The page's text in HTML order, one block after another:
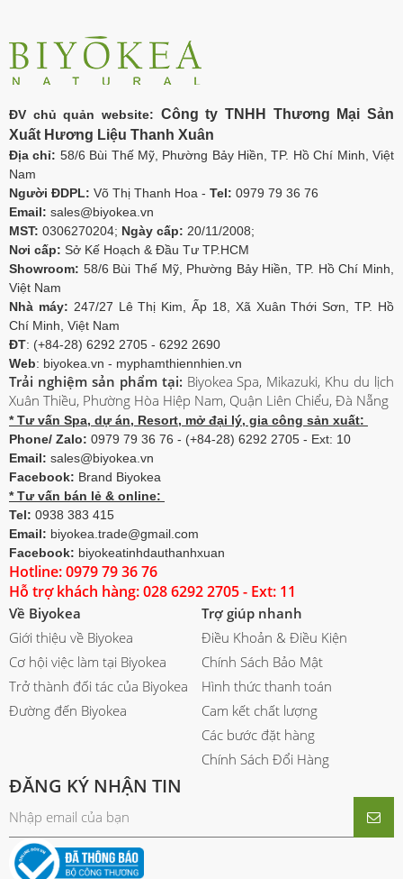
ĐV chủ quản website: Công ty TNHH Thương Mại Sản
Xuất Hương Liệu Thanh Xuân
Địa chỉ: 58/6 Bùi Thế Mỹ, Phường Bảy Hiền, TP. Hồ Chí Minh, Việt
Nam
Người ĐDPL: Võ Thị Thanh Hoa - Tel: 0979 79 36 76
Email: sales@biyokea.vn
MST: 0306270204; Ngày cấp: 20/11/2008;
Nơi cấp: Sở Kế Hoạch & Đầu Tư TP.HCM
Showroom: 58/6 Bùi Thế Mỹ, Phường Bảy Hiền, TP. Hồ Chí Minh,
Việt Nam
Nhà máy: 247/27 Lê Thị Kim, Ấp 18, Xã Xuân Thới Sơn, TP. Hồ
Chí Minh, Việt Nam
ĐT: (+84-28) 6292 2705 - 6292 2690
Web: biyokea.vn - myphamthiennhien.vn
Trải nghiệm sản phẩm tại: Biyokea Spa, Mikazuki, Khu du lịch
Xuân Thiều, Phường Hòa Hiệp Nam, Quận Liên Chiểu, Đà Nẵng
* Tư vấn Spa, dự án, Resort, mở đại lý, gia công sản xuất:
Phone/ Zalo: 0979 79 36 76 - (+84-28) 6292 2705 - Ext: 10
Email: sales@biyokea.vn
Facebook: Brand Biyokea
* Tư vấn bán lẻ & online:
Tel: 0938 383 415
Email: biyokea.trade@gmail.com
Facebook: biyokeatinhdauthanhxuan
Hotline: 0979 79 36 76
Hỗ trợ khách hàng: 028 6292 2705 - Ext: 11
Về Biyokea
Giới thiệu về Biyokea
Cơ hội việc làm tại Biyokea
Trở thành đối tác của Biyokea
Đường đến Biyokea
Trợ giúp nhanh
Điều Khoản & Điều Kiện
Chính Sách Bảo Mật
Hình thức thanh toán
Cam kết chất lượng
Các bước đặt hàng
Chính Sách Đổi Hàng
ĐĂNG KÝ NHẬN TIN